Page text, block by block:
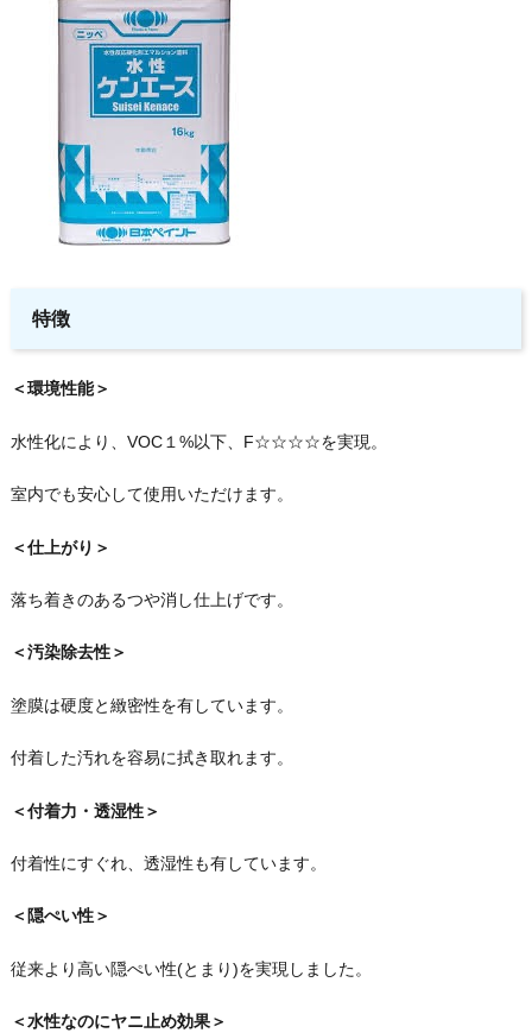
特徴
＜環境性能＞
水性化により、VOC１%以下、F☆☆☆☆を実現。
室内でも安心して使用いただけます。
＜仕上がり＞
落ち着きのあるつや消し仕上げです。
＜汚染除去性＞
塗膜は硬度と緻密性を有しています。
付着した汚れを容易に拭き取れます。
＜付着力・透湿性＞
付着性にすぐれ、透湿性も有しています。
＜隠ぺい性＞
従来より高い隠ぺい性(とまり)を実現しました。
＜水性なのにヤニ止め効果＞